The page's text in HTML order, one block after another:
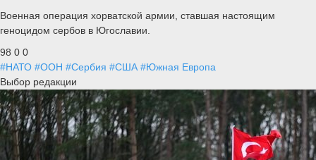
Военная операция хорватской армии, ставшая настоящим
геноцидом сербов в Югославии.
98 0 0
#НАТО #ООН #Сербия #США #Южная Европа
Выбор редакции